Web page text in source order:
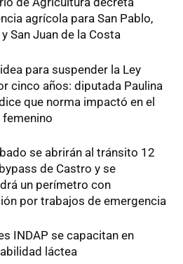
agrícola para San Pablo,
San Juan de la Costa
para suspender la Ley
cinco años: diputada Paulina
que norma impactó en el
se abrirán al tránsito 12
de Castro y se
un perímetro con
por trabajos de emergencia
INDAP se capacitan en
láctea